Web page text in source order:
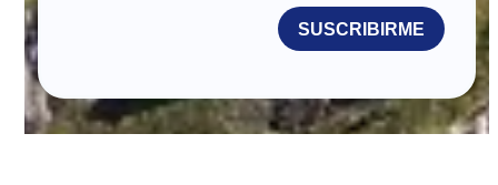
SUSCRIBIRME